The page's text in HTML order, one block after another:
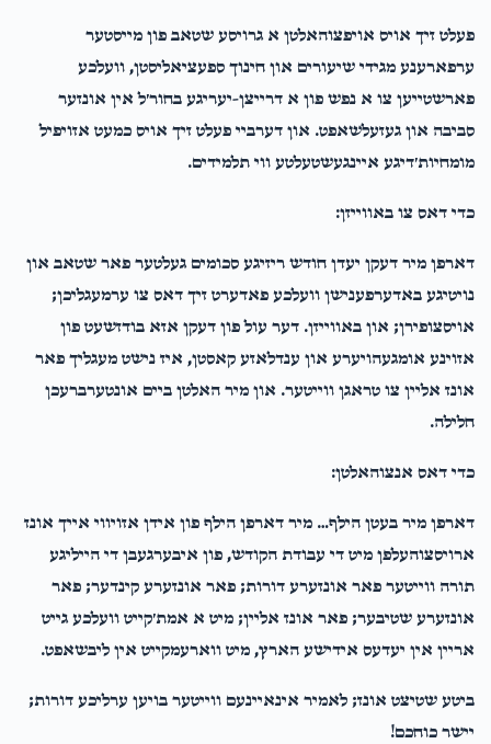
פעלט זיך אויס אויפצוהאלטן א גרויסע שטאב פון מייסטער
ערפארענע מגידי שיעורים און חינוך ספעציאליסטן, וועלכע
פארשטייען צו א נפש פון א דרייצן-יעריגע בחור׳ל אין אונזער
סביבה און געזעלשאפט. און דערביי פעלט זיך אויס כמעט אזויפיל
מומחיות׳דיגע איינגעשטעלטע ווי תלמידים.
כדי דאס צו באווייזן:
דארפן מיר דעקן יעדן חודש ריזיגע סכומים געלטער פאר שטאב און
נויטיגע באדערפענישן וועלכע פאדערט זיך דאס צו ערמעגליכן;
אויסצופירן; און באווייזן. דער עול פון דעקן אזא בודזשעט פון
אזוינע אומגעהויערע און ענדלאזע קאסטן, איז נישט מעגליך פאר
אונז אליין צו טראגן ווייטער. און מיר האלטן ביים אונטערברעכן
חלילה.
כדי דאס אנצוהאלטן:
דארפן מיר בעטן הילף… מיר דארפן הילף פון אידן אזויווי אייך אונז
ארויסצוהעלפן מיט די עבודת הקודש, פון איבערגעבן די הייליגע
תורה ווייטער פאר אונזערע דורות; פאר אונזערע קינדער; פאר
אונזערע שטיבער; פאר אונז אליין; מיט א אמת׳קייט וועלכע גייט
אריין אין יעדעס אידישע הארץ, מיט ווארעמקייט אין ליבשאפט.
ביטע שטיצט אונז; לאמיר אינאיינעם ווייטער בויען ערליכע דורות;
יישר כוחכם!